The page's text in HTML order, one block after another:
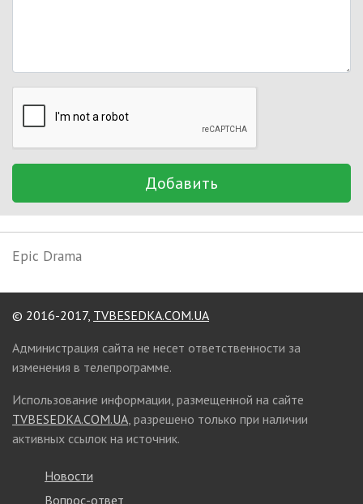
Добавить
Epic Drama
© 2016-2017, TVBESEDKA.COM.UA
Администрация сайта не несет ответственности за
изменения в телепрограмме.
Использование информации, размещенной на сайте
TVBESEDKA.COM.UA , разрешено только при наличии
активных ссылок на источник.
Новости
Вопрос-ответ